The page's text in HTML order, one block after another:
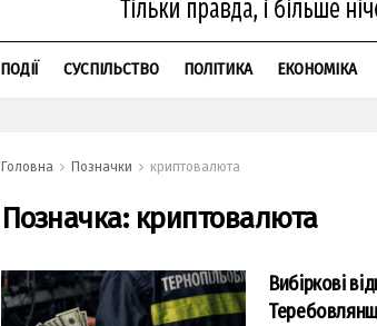
ПОДІЇ СУСПІЛЬСТВО ПОЛІТИКА ЕКОНОМІКА
Головна Позначки криптовалюта
Позначка: криптовалюта
Вибіркові